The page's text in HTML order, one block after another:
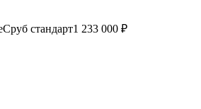
Сруб стандарт1 233 000 ₽